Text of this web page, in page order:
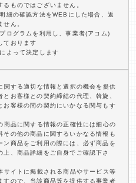
ものではございません。
細の確認方法をWEBにした場合、返
ん。
ログラムを利用し、事業者(アコム)
ております
よって決定します
する適切な情報と選択の機会を提供
お客様との契約締結の代理、斡旋、
お客様の間の契約にいかなる関与もす
品に関する情報の正確性には細心の
の他の商品に関するいかなる情報も
商品をご利用の際には、必ず商品を
、商品詳細をご自身でご確認下さ
イトに掲載される商品やサービス等
すので、当該商品等を提供する事業者